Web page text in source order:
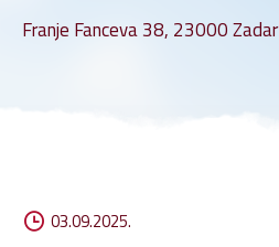
Franje Fanceva 38, 23000 Zadar
03.09.2025.